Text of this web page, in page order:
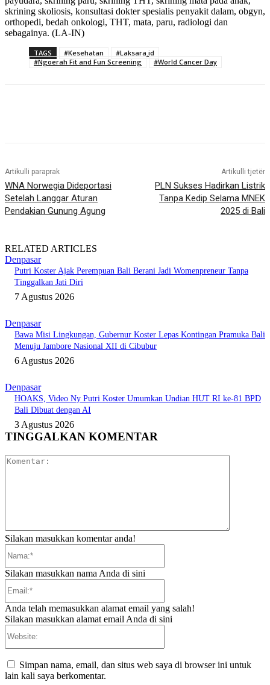
skrining skoliosis, konsultasi dokter spesialis penyakit dalam, obgyn,
orthopedi, bedah onkologi, THT, mata, paru, radiologi dan
sebagainya. (LA-IN)
TAGS #Kesehatan
#Laksara.id
#Ngoerah Fit and Fun Screening
#World Cancer Day
Artikulli paraprak
WNA Norwegia Dideportasi
Setelah Langgar Aturan
Pendakian Gunung Agung
Artikulli tjetër
PLN Sukses Hadirkan Listrik
Tanpa Kedip Selama MNEK
2025 di Bali
RELATED ARTICLES
Denpasar
Putri Koster Ajak Perempuan Bali Berani Jadi Womenpreneur Tanpa
Tinggalkan Jati Diri
7 Agustus 2026
Denpasar
Bawa Misi Lingkungan, Gubernur Koster Lepas Kontingan Pramuka Bali
Menuju Jambore Nasional XII di Cibubur
6 Agustus 2026
Denpasar
HOAKS, Video Ny Putri Koster Umumkan Undian HUT RI ke-81 BPD
Bali Dibuat dengan AI
3 Agustus 2026
TINGGALKAN KOMENTAR
Silakan masukkan komentar anda!
Silakan masukkan nama Anda di sini
Anda telah memasukkan alamat email yang salah!
Silakan masukkan alamat email Anda di sini
Simpan nama, email, dan situs web saya di browser ini untuk
lain kali saya berkomentar.